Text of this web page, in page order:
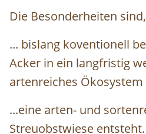
Die Besonderheiten
... bislang koventionell
Acker in ein langfristig
artenreiches
...eine arten- und
Streuobstwiese entsteht.